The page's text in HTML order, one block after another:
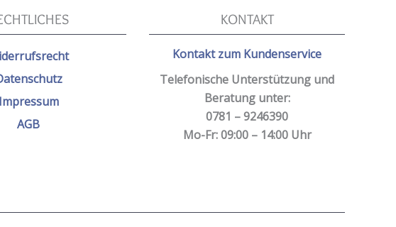
Impressum
AGB
KONTAKT
Kontakt zum Kundenservice
Telefonische Unterstützung und
Beratung unter:
0781 – 9246390
Mo-Fr: 09:00 – 14:00 Uhr